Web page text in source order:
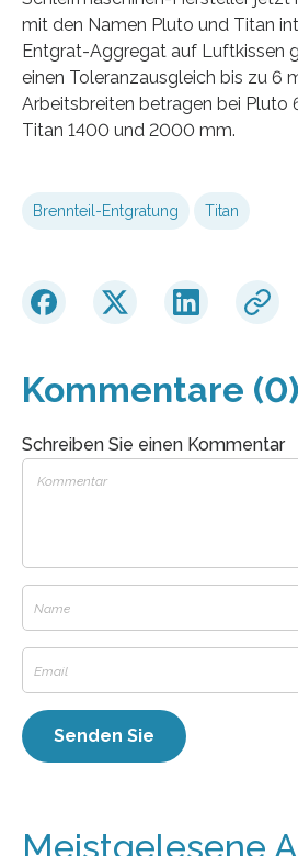
mit den Namen Pluto und Titan
Entgrat-Aggregat auf Luftkissen
einen Toleranzausgleich bis zu 6
Arbeitsbreiten betragen bei Pluto
Titan 1400 und 2000 mm.
Brennteil-Entgratung Titan
Kommentare (0)
Schreiben Sie einen Kommentar
Meistgelesene